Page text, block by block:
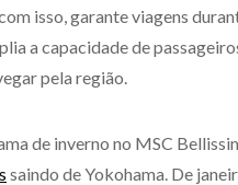
isso, garante viagens
a capacidade de
pela região.
de inverno no MSC
saindo de Yokohama. De